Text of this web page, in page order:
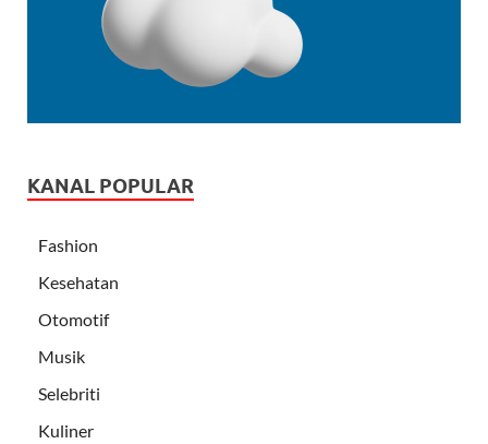
KANAL POPULAR
Fashion
Kesehatan
Otomotif
Musik
Selebriti
Kuliner